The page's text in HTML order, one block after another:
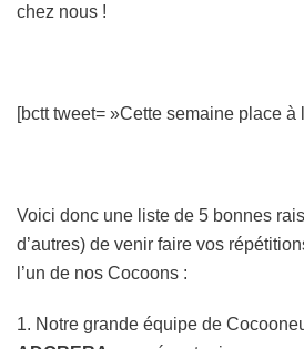
chez nous !
[bctt tweet= »Cette semaine place à
Voici donc une liste de 5 bonnes
d’autres) de venir faire vos
l’un de nos Cocoons :
1. Notre grande équipe de